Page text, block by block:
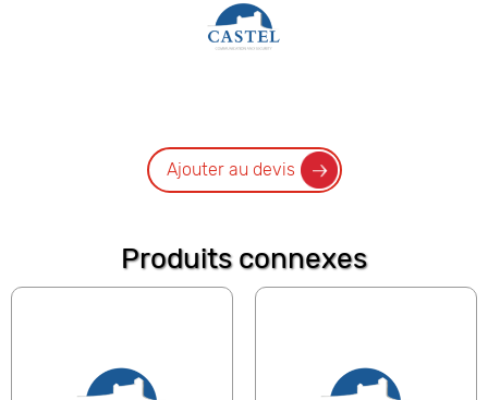
Ajouter au devis
Produits connexes